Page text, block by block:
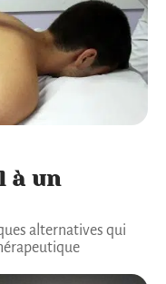
à un
alternatives qui